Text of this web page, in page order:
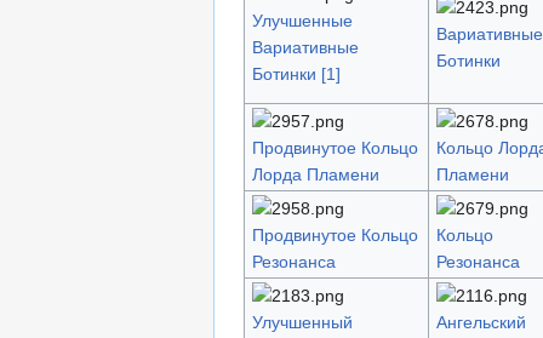
Улучшенные
Вариативные
Ботинки [1]
Вариативные
Ботинки
Продвинутое Кольцо
Лорда Пламени
Кольцо
Пламени
Продвинутое Кольцо
Резонанса
Кольцо
Резонанса
Улучшенный
Ангельский